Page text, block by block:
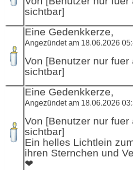
sichtbar]
Eine Gedenkkerze,
Angezündet am 18.06.2026
Von [Benutzer nur
sichtbar]
Eine Gedenkkerze,
Angezündet am 18.06.2026
Von [Benutzer nur
sichtbar]
Ein helles Lichtlein
ihren Sternchen und
❤